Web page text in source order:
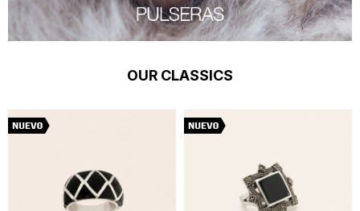
OUR CLASSICS